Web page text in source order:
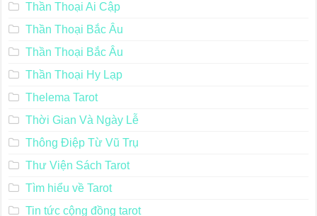
Thần Thoại Ai Cập
Thần Thoại Bắc Âu
Thần Thoại Bắc Âu
Thần Thoại Hy Lạp
Thelema Tarot
Thời Gian Và Ngày Lễ
Thông Điệp Từ Vũ Trụ
Thư Viện Sách Tarot
Tìm hiểu về Tarot
Tin tức cộng đồng tarot